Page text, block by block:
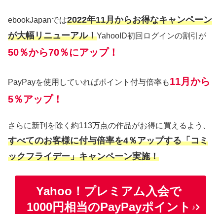
ebookJapanでは2022年11月からお得なキャンペーン
が大幅リニューアル！YahooID初回ログインの割引が
50％から70％にアップ！
PayPayを使用していればポイント付与倍率も11月から
5％アップ！
さらに新刊を除く約113万点の作品がお得に買えるよう、
すべてのお客様に付与倍率を4％アップする「コミ
ックフライデー」キャンペーン実施！
Yahoo！プレミアム入会で
1000円相当のPayPayポイント ♪